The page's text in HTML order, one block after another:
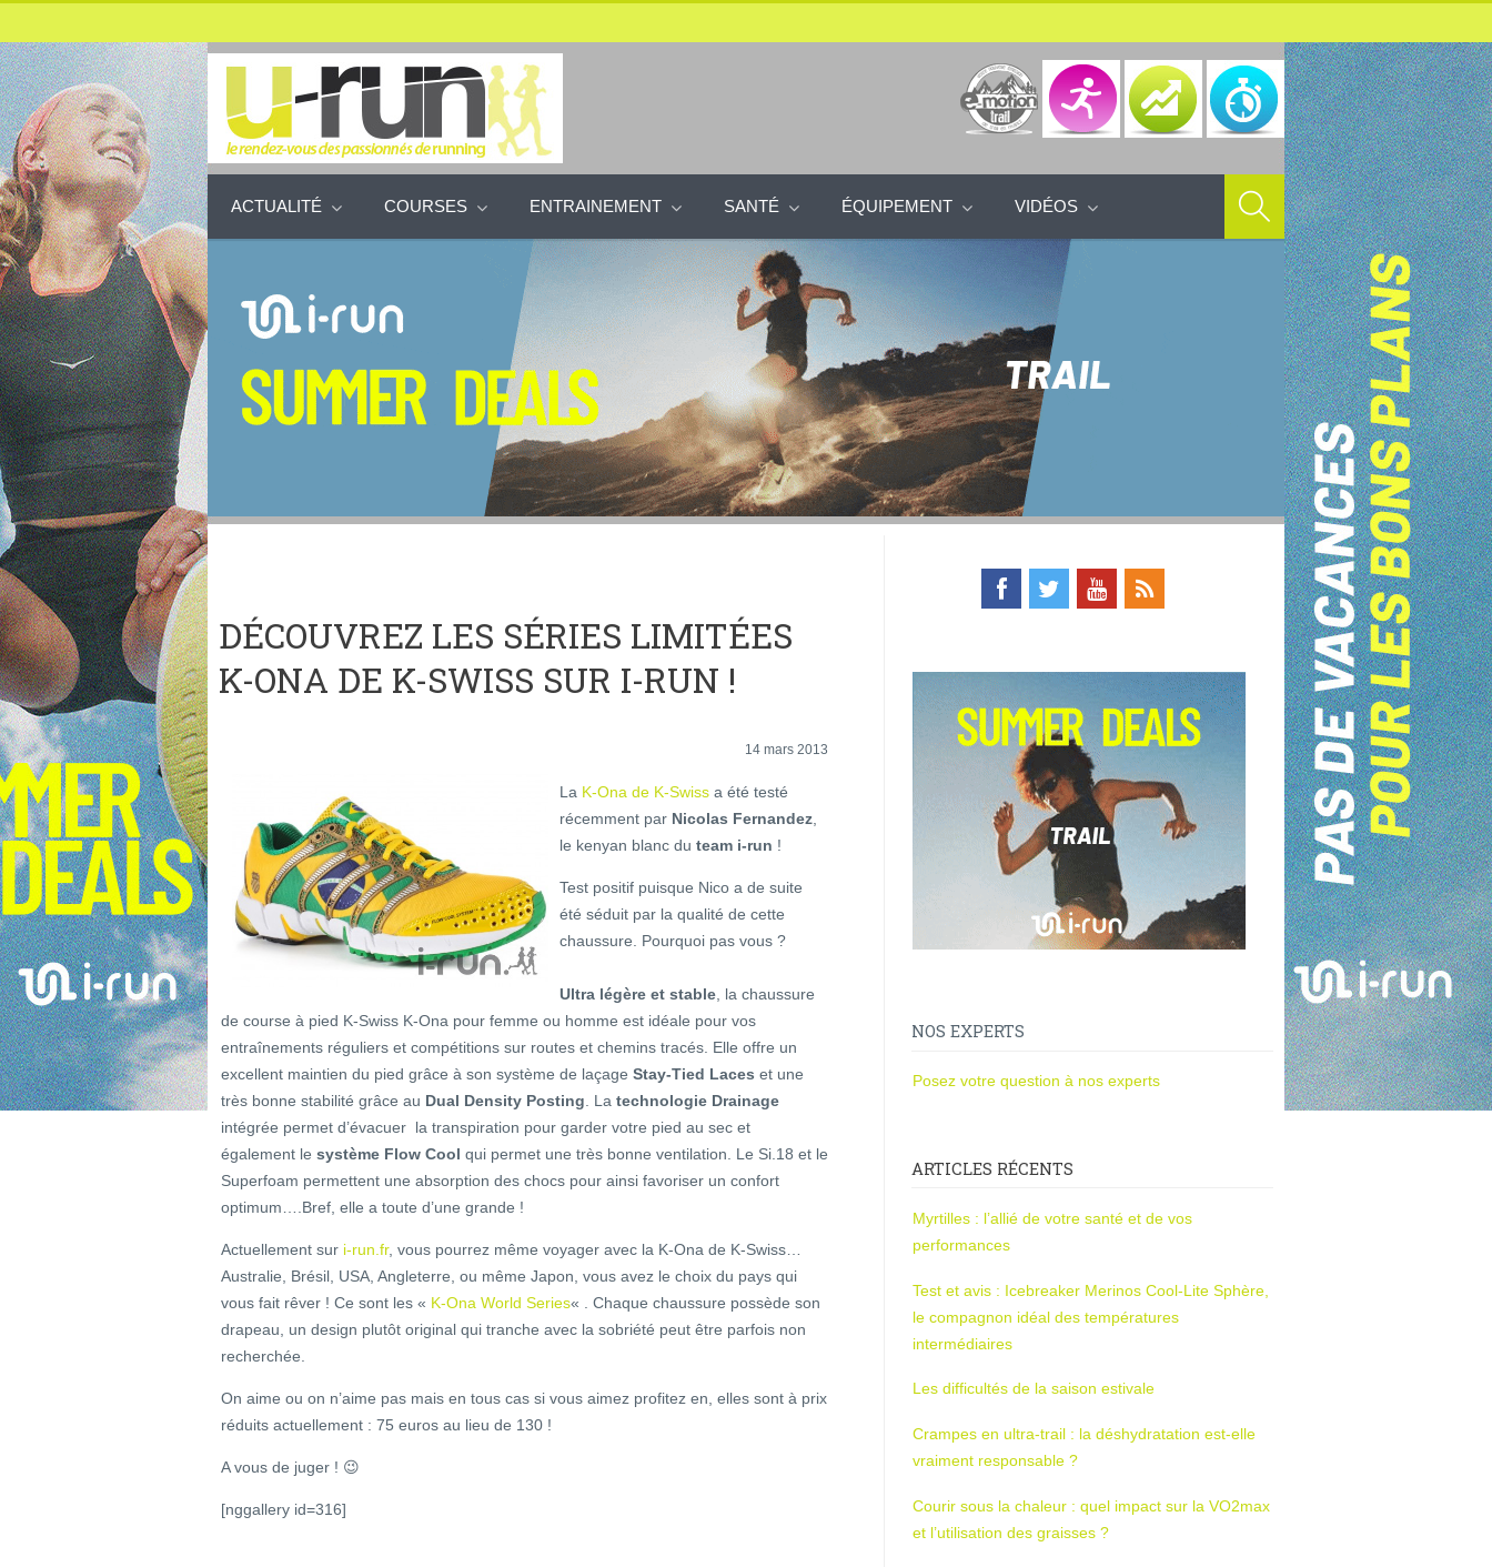
ACTUALITÉ COURSES ENTRAINEMENT SANTÉ ÉQUIPEMENT VIDÉOS
DÉCOUVREZ LES SÉRIES LIMITÉES
K-ONA DE K-SWISS SUR I-RUN !
14 mars 2013
La K-Ona de K-Swiss a été testé
récemment par Nicolas Fernandez
le kenyan blanc du team i-run !
Test positif puisque Nico a de suite
été séduit par la qualité de cette
chaussure. Pourquoi pas vous ?
Ultra légère et stable , la chaussure
de course à pied K-Swiss K-Ona pour femme ou homme est idéale pour vos
entraînements réguliers et compétitions sur routes et chemins tracés. Elle offre un
excellent maintien du pied grâce à son système de laçage Stay-Tied Laces et une
très bonne stabilité grâce au Dual Density Posting . La technologie Drainage
intégrée permet d’évacuer la transpiration pour garder votre pied au sec et
également le système Flow Cool qui permet une très bonne ventilation. Le Si.18 et le
Superfoam permettent une absorption des chocs pour ainsi favoriser un confort
optimum….Bref, elle a toute d’une grande !
Actuellement sur i-run.fr, vous pourrez même voyager avec la K-Ona de K-Swiss…
Australie, Brésil, USA, Angleterre, ou même Japon, vous avez le choix du pays qui
vous fait rêver ! Ce sont les « K-Ona World Series« . Chaque chaussure possède son
drapeau, un design plutôt original qui tranche avec la sobriété peut être parfois non
recherchée.
On aime ou on n’aime pas mais en tous cas si vous aimez profitez en, elles sont à prix
réduits actuellement : 75 euros au lieu de 130 !
A vous de juger ! 😉
[nggallery id=316]
NOS EXPERTS
Posez votre question à nos experts
ARTICLES RÉCENTS
Myrtilles : l’allié de votre santé et de vos
performances
Test et avis : Icebreaker Merinos Cool-Lite Sphère,
le compagnon idéal des températures
intermédiaires
Les difficultés de la saison estivale
Crampes en ultra-trail : la déshydratation est-elle
vraiment responsable ?
Courir sous la chaleur : quel impact sur la VO2max
et l’utilisation des graisses ?